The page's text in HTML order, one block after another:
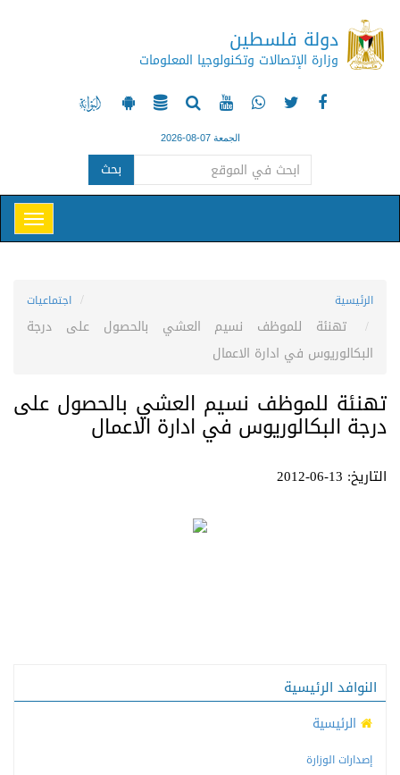
دولة فلسطين
وزارة الإتصالات وتكنولوجيا المعلومات
الجمعة 07-08-2026
بحث
الرئيسية اجتماعيات
تهنئة للموظف نسيم العشي بالحصول على درجة
البكالوريوس في ادارة الاعمال
تهنئة للموظف نسيم العشي بالحصول على
درجة البكالوريوس في ادارة الاعمال
التاريخ: 13-06-2012
النوافد الرئيسية
الرئيسية
إصدارات الوزارة